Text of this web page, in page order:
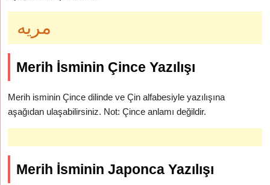
مريه
Merih İsminin Çince Yazılışı
Merih isminin Çince dilinde ve Çin alfabesiyle yazılışına
aşağıdan ulaşabilirsiniz. Not: Çince anlamı değildir.
Merih İsminin Japonca Yazılışı